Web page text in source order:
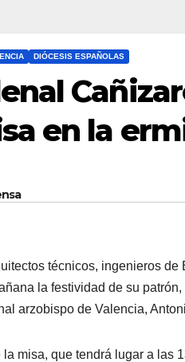
DIÓCESIS ESPAÑOLAS
en la
técnicos, ingenieros
la festividad de su
arzobispo de Valencia,
la misa, que tendrá lugar a las